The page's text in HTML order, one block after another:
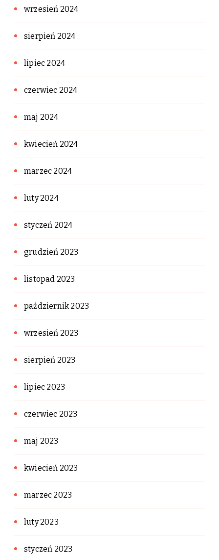
wrzesień 2024
sierpień 2024
lipiec 2024
czerwiec 2024
maj 2024
kwiecień 2024
marzec 2024
luty 2024
styczeń 2024
grudzień 2023
listopad 2023
październik 2023
wrzesień 2023
sierpień 2023
lipiec 2023
czerwiec 2023
maj 2023
kwiecień 2023
marzec 2023
luty 2023
styczeń 2023